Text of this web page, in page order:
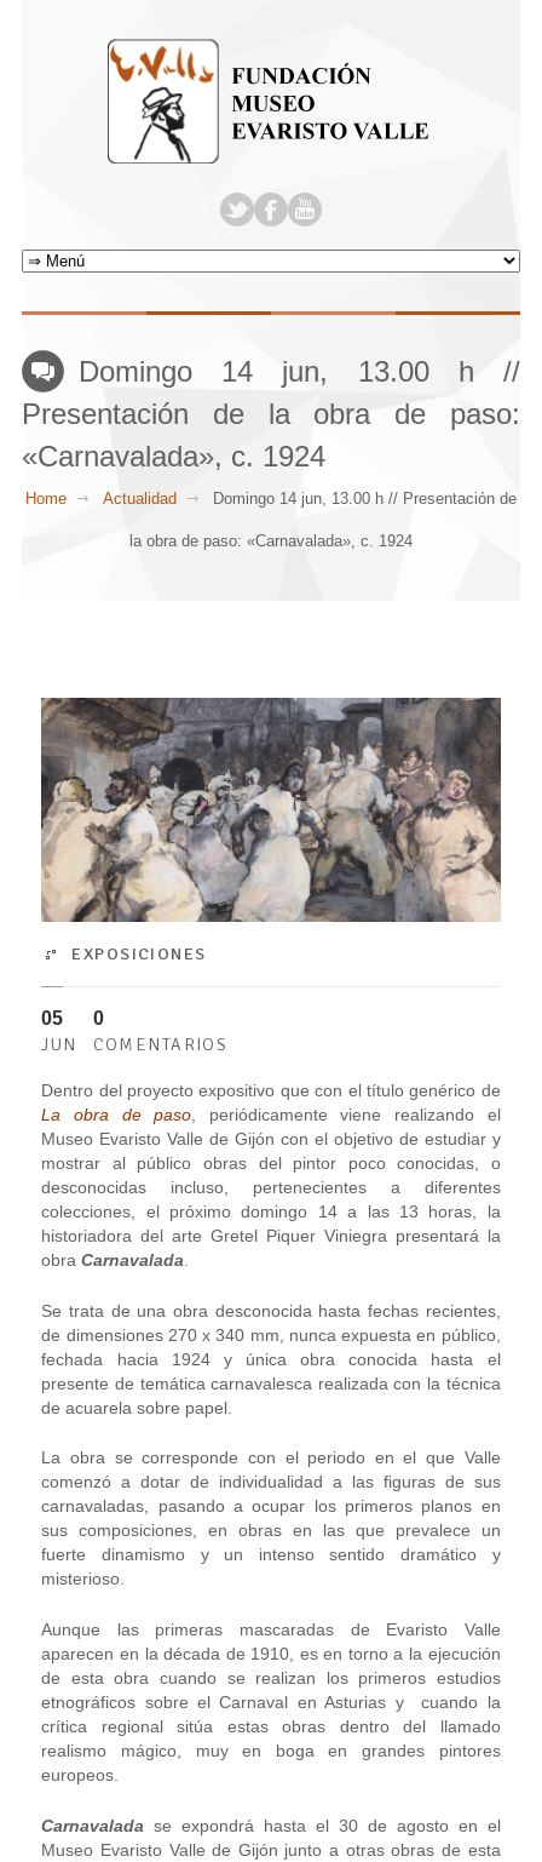
Domingo 14 jun, 13.00 h //
Presentación de la obra de paso:
«Carnavalada», c. 1924
Home Actualidad Domingo 14 jun, 13.00 h // Presentación de
la obra de paso: «Carnavalada», c. 1924
EXPOSICIONES
05
JUN
0
COMENTARIOS
Dentro del proyecto expositivo que con el título genérico de
La obra de paso, periódicamente viene realizando el
Museo Evaristo Valle de Gijón con el objetivo de estudiar y
mostrar al público obras del pintor poco conocidas, o
desconocidas incluso, pertenecientes a diferentes
colecciones, el próximo domingo 14 a las 13 horas, la
historiadora del arte Gretel Piquer Viniegra presentará la
obraCarnavalada.
Se trata de una obra desconocida hasta fechas recientes,
de dimensiones 270 x 340 mm, nunca expuesta en público,
fechada hacia 1924 y única obra conocida hasta el
presente de temática carnavalesca realizada con la técnica
de acuarela sobre papel.
La obra se corresponde con el periodo en el que Valle
comenzó a dotar de individualidad a las figuras de sus
carnavaladas, pasando a ocupar los primeros planos en
sus composiciones, en obras en las que prevalece un
fuerte dinamismo y un intenso sentido dramático y
misterioso.
Aunque las primeras mascaradas de Evaristo Valle
aparecen en la década de 1910, es en torno a la ejecución
de esta obra cuando se realizan los primeros estudios
etnográficos sobre el Carnaval en Asturias y cuando la
crítica regional sitúa estas obras dentro del llamado
realismo mágico, muy en boga en grandes pintores
europeos.
Carnavalada se expondrá hasta el 30 de agosto en el
Museo Evaristo Valle de Gijón junto a otras obras de esta